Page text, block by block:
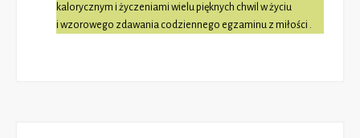
kalorycznym i życzeniami wielu pięknych chwil w życiu
i wzorowego zdawania codziennego egzaminu z miłości .